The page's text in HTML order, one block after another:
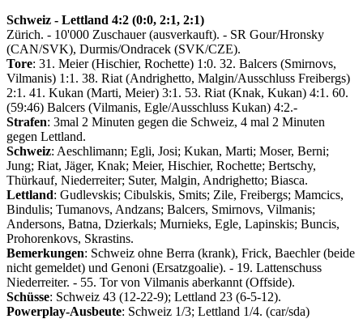
Schweiz - Lettland 4:2 (0:0, 2:1, 2:1)
Zürich. - 10'000 Zuschauer (ausverkauft). - SR Gour/Hronsky
(CAN/SVK), Durmis/Ondracek (SVK/CZE).
Tore: 31. Meier (Hischier, Rochette) 1:0. 32. Balcers (Smirnovs,
Vilmanis) 1:1. 38. Riat (Andrighetto, Malgin/Ausschluss Freibergs)
2:1. 41. Kukan (Marti, Meier) 3:1. 53. Riat (Knak, Kukan) 4:1. 60.
(59:46) Balcers (Vilmanis, Egle/Ausschluss Kukan) 4:2.-
Strafen: 3mal 2 Minuten gegen die Schweiz, 4 mal 2 Minuten
gegen Lettland.
Schweiz: Aeschlimann; Egli, Josi; Kukan, Marti; Moser, Berni;
Jung; Riat, Jäger, Knak; Meier, Hischier, Rochette; Bertschy,
Thürkauf, Niederreiter; Suter, Malgin, Andrighetto; Biasca.
Lettland: Gudlevskis; Cibulskis, Smits; Zile, Freibergs; Mamcics,
Bindulis; Tumanovs, Andzans; Balcers, Smirnovs, Vilmanis;
Andersons, Batna, Dzierkals; Murnieks, Egle, Lapinskis; Buncis,
Prohorenkovs, Skrastins.
Bemerkungen: Schweiz ohne Berra (krank), Frick, Baechler (beide
nicht gemeldet) und Genoni (Ersatzgoalie). - 19. Lattenschuss
Niederreiter. - 55. Tor von Vilmanis aberkannt (Offside).
Schüsse: Schweiz 43 (12-22-9); Lettland 23 (6-5-12).
Powerplay-Ausbeute: Schweiz 1/3; Lettland 1/4. (car/sda)